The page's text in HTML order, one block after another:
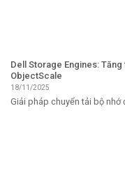
Dell Storage Engines:
ObjectScale
18/11/2025
Giải pháp chuyển tải bộ nhớ